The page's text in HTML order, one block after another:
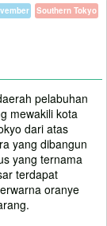
Southern Tokyo
pelabuhan
mewakili kota
dari atas
yang dibangun
yang ternama
terdapat
oranye